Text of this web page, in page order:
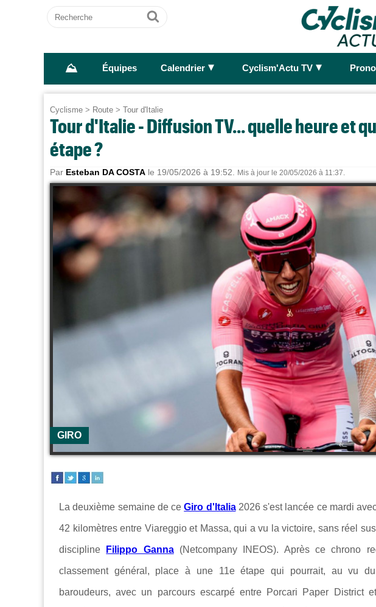
Recherche
Ok
⛰ Équipes Calendrier ► Cyclism'Actu TV ►
Cyclisme > Route > Tour d'Italie
Tour d'Italie - Diffusion TV... quelle heure et
étape ?
Par Esteban DA COSTA le 19/05/2026 à 19:52. Mis à jour le 20/05/2026 à 11:37.
GIRO
La deuxième semaine de ceGiro d'Italia2026 s'est lancée ce mardi
42 kilomètres entre Viareggioet Massa, qui a vu la victoire, sans réel
discipline Filippo Ganna(Netcompany INEOS). Après ce chrono
classement général, place à une 11e étape qui pourrait, au vu
baroudeurs, avec un parcours escarpé entre Porcari Paper District